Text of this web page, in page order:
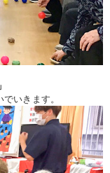
いきます。